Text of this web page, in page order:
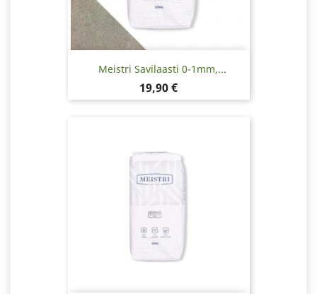
Meistri Savilaasti 0-1mm,...
Hinta
19,90 €